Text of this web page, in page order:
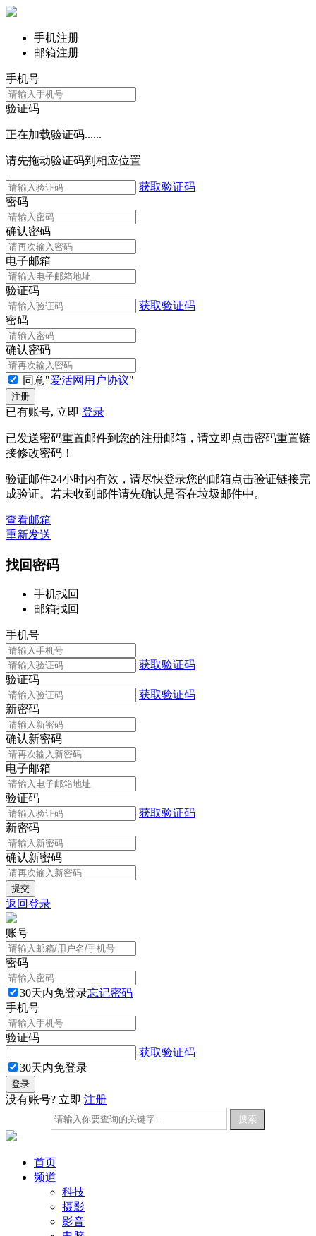
手机注册
邮箱注册
手机号
验证码
正在加载验证码......
请先拖动验证码到相应位置
获取验证码
密码
确认密码
电子邮箱
验证码
获取验证码
密码
确认密码
同意"爱活网用户协议"
已有账号, 立即 登录
已发送密码重置邮件到您的注册邮箱，请立即点击密码重置链
接修改密码！
验证邮件24小时内有效，请尽快登录您的邮箱点击验证链接完
成验证。若未收到邮件请先确认是否在垃圾邮件中。
查看邮箱
重新发送
找回密码
手机找回
邮箱找回
手机号
获取验证码
验证码
获取验证码
新密码
确认新密码
电子邮箱
验证码
获取验证码
新密码
确认新密码
返回登录
账号
密码
30天内免登录忘记密码
手机号
验证码
获取验证码
30天内免登录
没有账号? 立即 注册
首页
频道
科技
摄影
影音